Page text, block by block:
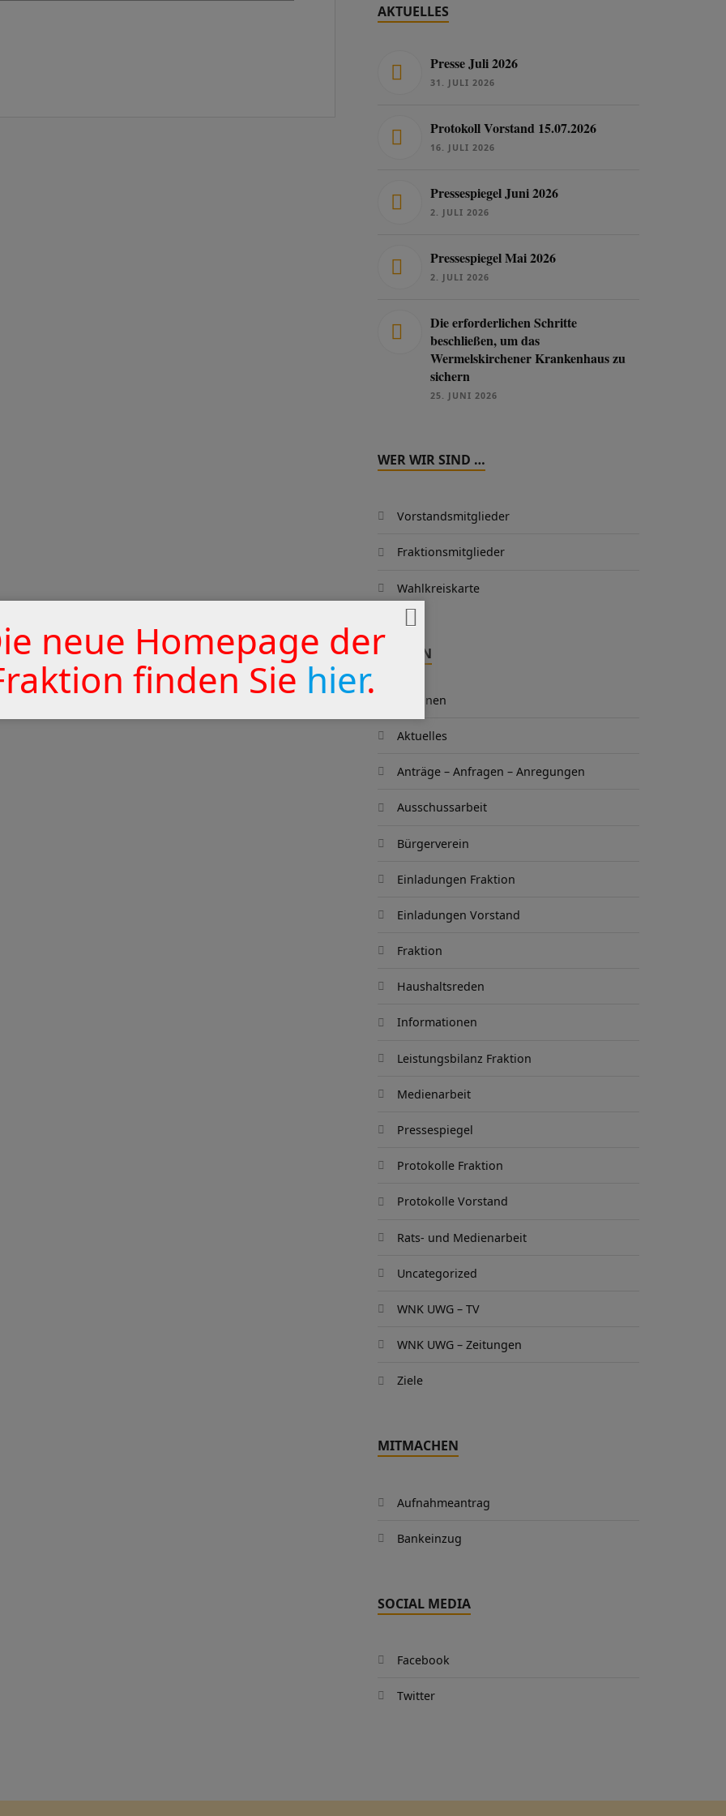
AKTUELLES
Presse Juli 2026
31. JULI 2026
Protokoll Vorstand 15.07.2026
16. JULI 2026
Pressespiegel Juni 2026
2. JULI 2026
Pressespiegel Mai 2026
2. JULI 2026
Die erforderlichen Schritte
beschließen, um das
Wermelskirchener Krankenhaus zu
sichern
25. JUNI 2026
WER WIR SIND …
Vorstandsmitglieder
Fraktionsmitglieder
Wahlkreiskarte
THEMEN
Aktionen
Aktuelles
Anträge – Anfragen – Anregungen
Ausschussarbeit
Bürgerverein
Einladungen Fraktion
Einladungen Vorstand
Fraktion
Haushaltsreden
Informationen
Leistungsbilanz Fraktion
Medienarbeit
Pressespiegel
Protokolle Fraktion
Protokolle Vorstand
Rats- und Medienarbeit
Uncategorized
WNK UWG – TV
WNK UWG – Zeitungen
Ziele
MITMACHEN
Aufnahmeantrag
Bankeinzug
SOCIAL MEDIA
Facebook
Twitter
neue Homepage der
finden Sie hier.